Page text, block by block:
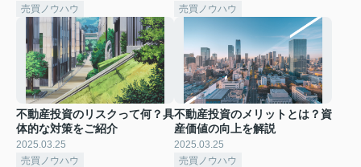
売買ノウハウ
売買ノウハウ
不動産投資のリスクって何？具
体的な対策をご紹介
2025.03.25
売買ノウハウ
不動産投資のメリットとは？資
産価値の向上を解説
2025.03.25
売買ノウハウ